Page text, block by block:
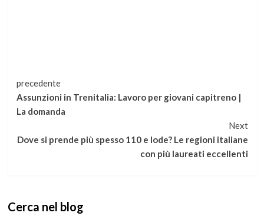
Continua
a
leggere
precedente
Assunzioni in Trenitalia: Lavoro per giovani capitreno |
La domanda
Next
Dove si prende più spesso 110 e lode? Le regioni italiane
con più laureati eccellenti
Cerca nel blog